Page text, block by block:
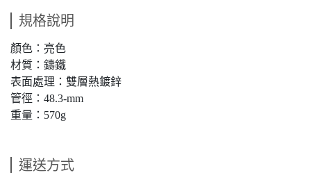
規格說明
顏色：亮色
材質：鑄鐵
表面處理：雙層熱鍍鋅
管徑：48.3-mm
重量：570g
運送方式